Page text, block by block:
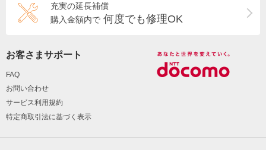
充実の延長補償
購入金額内で 何度でも修理OK
お客さまサポート
FAQ
お問い合わせ
サービス利用規約
特定商取引法に基づく表示